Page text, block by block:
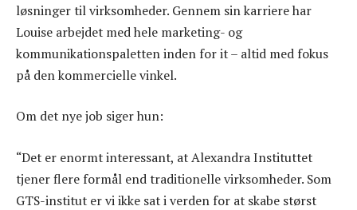
løsninger til virksomheder. Gennem sin karriere har
Louise arbejdet med hele marketing- og
kommunikationspaletten inden for it – altid med fokus
på den kommercielle vinkel.
Om det nye job siger hun:
“Det er enormt interessant, at Alexandra Instituttet
tjener flere formål end traditionelle virksomheder. Som
GTS-institut er vi ikke sat i verden for at skabe størst